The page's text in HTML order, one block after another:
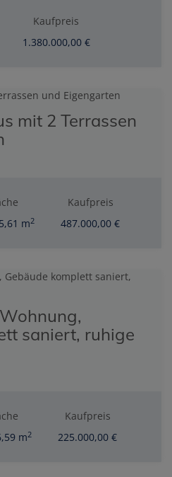
Kaufpreis
1.380.000,00 €
mit 2 Terrassen
m2
Kaufpreis
487.000,00 €
saniert, ruhige
m2
Kaufpreis
225.000,00 €